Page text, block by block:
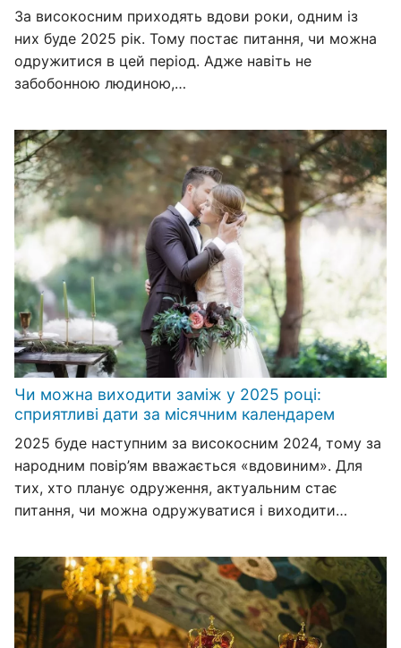
За високосним приходять вдови роки, одним із
них буде 2025 рік. Тому постає питання, чи можна
одружитися в цей період. Адже навіть не
забобонною людиною,…
Чи можна виходити заміж у 2025 році:
сприятливі дати за місячним календарем
2025 буде наступним за високосним 2024, тому за
народним повір’ям вважається «вдовиним». Для
тих, хто планує одруження, актуальним стає
питання, чи можна одружуватися і виходити…